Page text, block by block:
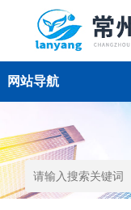
网站导航